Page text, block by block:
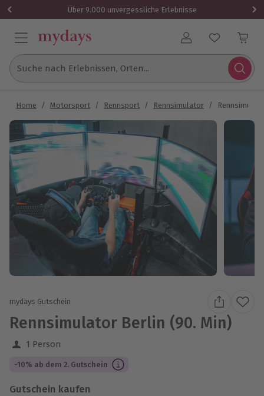
Über 9.000 unvergessliche Erlebnisse
Benutzerkonto
Suche nach Erlebnissen, Orten...
Home / Motorsport / Rennsport / Rennsimulator /
mydays Gutschein
Rennsimulator Berlin (90. Min)
1 Person
-10% ab dem 2. Gutschein
Gutschein kaufen